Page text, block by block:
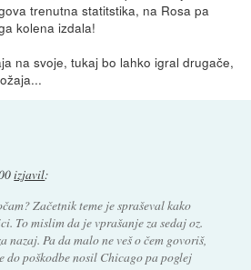
trenutna statitstika, na Rosa pa
kolena izdala!
na svoje, tukaj bo lahko igral drugače,
izjavil:
Začetnik teme je spraševal kako
To mislim da je vprašanje za sedaj oz.
nazaj. Pa da malo ne veš o čem govoriš,
do poškodbe nosil Chicago pa poglej